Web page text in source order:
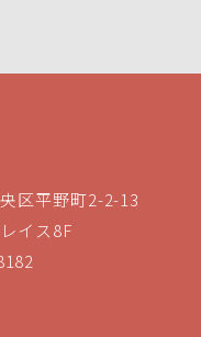
区平野町2-2-13
イス8F